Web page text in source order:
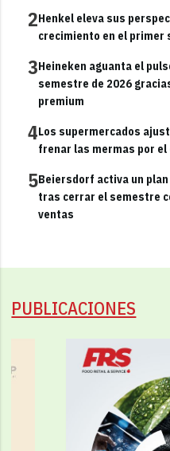
2Henkel eleva sus
crecimiento en el primer
3Heineken aguanta el
semestre de 2026
premium
4Los supermercados
frenar las mermas por el
5Beiersdorf activa un
tras cerrar el semestre
ventas
PUBLICACIONES